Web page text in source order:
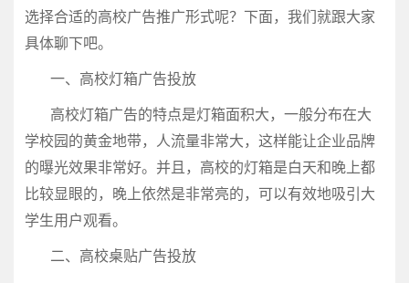
选择合适的高校广告推广形式呢？下面，我们就跟大家
具体聊下吧。
一、高校灯箱广告投放
高校灯箱广告的特点是灯箱面积大，一般分布在大
学校园的黄金地带，人流量非常大，这样能让企业品牌
的曝光效果非常好。并且，高校的灯箱是白天和晚上都
比较显眼的，晚上依然是非常亮的，可以有效地吸引大
学生用户观看。
二、高校桌贴广告投放